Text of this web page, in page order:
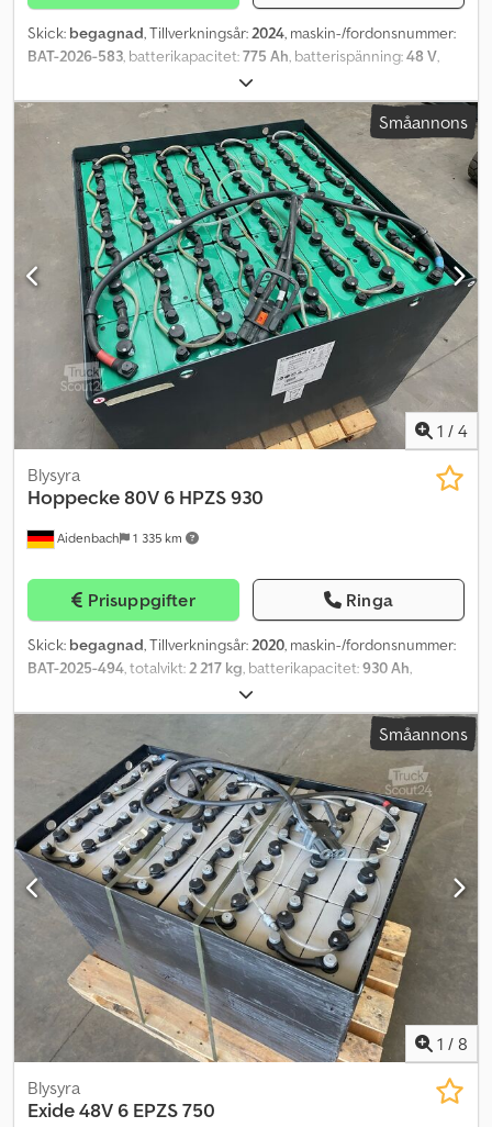
Skick: begagnad, Tillverkningsår:2024, maskin-/fordonsnummer:
BAT-2026-583, batterikapacitet:775 Ah, batterispänning:48 V,
motortyp: ej definierad, tillverkare: diverse Dodpfx Afsy I Hkfonjck
Småannons
1 / 4
Aidenbach 1 335 km
Blysyra
Hoppecke80V 6 HPZS 930
Prisuppgifter Ringa
Skick: begagnad, Tillverkningsår:2020, maskin-/fordonsnummer:
BAT-2025-494, totalvikt:2 217 kg, batterikapacitet:930 Ah,
, motortyp: ej definierad, tillverkare:
Hoppecke Dedew Eqpgopfx Afneck
Småannons
1 / 8
Blysyra
Exide48V 6 EPZS 750